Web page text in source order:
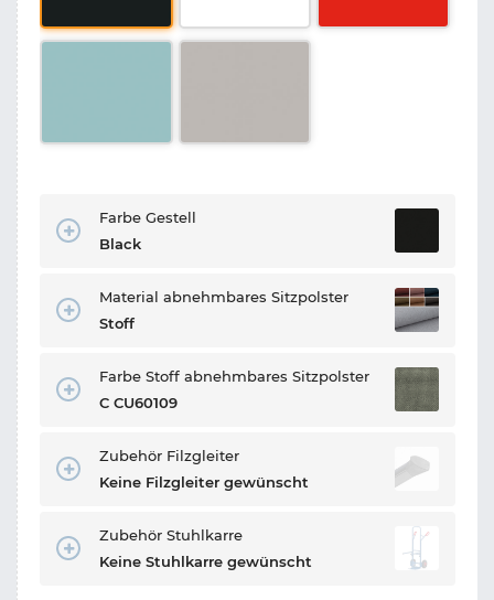
Farbe Gestell
Black
Material abnehmbares Sitzpolster
Stoff
Farbe Stoff abnehmbares Sitzpolster
C CU60109
Zubehör Filzgleiter
Keine Filzgleiter gewünscht
Zubehör Stuhlkarre
Keine Stuhlkarre gewünscht